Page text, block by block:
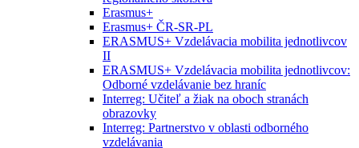
Erasmus+
Erasmus+ ČR-SR-PL
ERASMUS+ Vzdelávacia mobilita jednotlivcov
II
ERASMUS+ Vzdelávacia mobilita jednotlivcov:
Odborné vzdelávanie bez hraníc
Interreg: Učiteľ a žiak na oboch stranách
obrazovky
Interreg: Partnerstvo v oblasti odborného
vzdelávania